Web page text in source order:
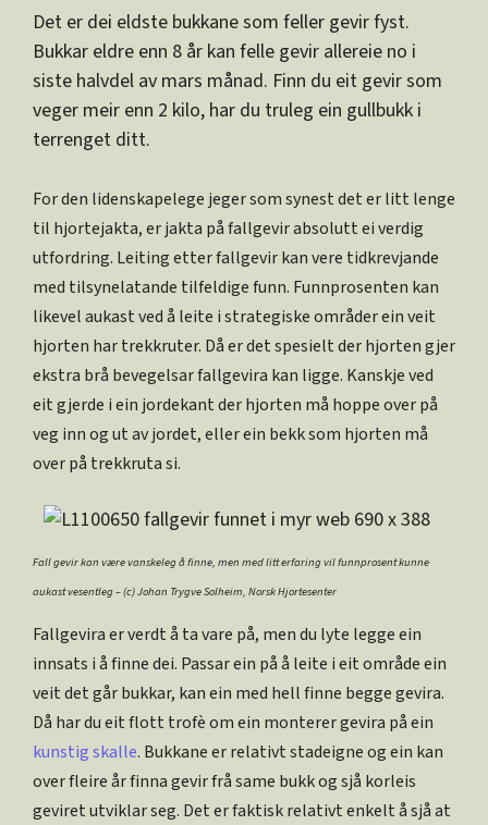
Det er dei eldste bukkane som feller gevir fyst.
Bukkar eldre enn 8 år kan felle gevir allereie no i
siste halvdel av mars månad. Finn du eit gevir som
veger meir enn 2 kilo, har du truleg ein gullbukk i
terrenget ditt.
For den lidenskapelege jeger som synest det er litt lenge
til hjortejakta, er jakta på fallgevir absolutt ei verdig
utfordring. Leiting etter fallgevir kan vere tidkrevjande
med tilsynelatande tilfeldige funn. Funnprosenten kan
likevel aukast ved å leite i strategiske områder ein veit
hjorten har trekkruter. Då er det spesielt der hjorten gjer
ekstra brå bevegelsar fallgevira kan ligge. Kanskje ved
eit gjerde i ein jordekant der hjorten må hoppe over på
veg inn og ut av jordet, eller ein bekk som hjorten må
over på trekkruta si.
Fall gevir kan være vanskeleg å finne, men med litt erfaring vil funnprosent kunne
aukast vesentleg – (c) Johan Trygve Solheim, Norsk Hjortesenter
Fallgevira er verdt å ta vare på, men du lyte legge ein
innsats i å finne dei. Passar ein på å leite i eit område ein
veit det går bukkar, kan ein med hell finne begge gevira.
Då har du eit flott trofè om ein monterer gevira på ein
kunstig skalle. Bukkane er relativt stadeigne og ein kan
over fleire år finna gevir frå same bukk og sjå korleis
geviret utviklar seg. Det er faktisk relativt enkelt å sjå at